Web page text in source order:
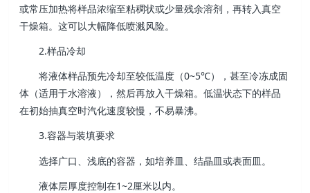
或常压加热将样品浓缩至粘稠状或少量残余溶剂，再转入真空
干燥箱。这可以大幅降低喷溅风险。
2.样品冷却
将液体样品预先冷却至较低温度（0~5℃），甚至冷冻成固
体（适用于水溶液），然后再放入干燥箱。低温状态下的样品
在初始抽真空时汽化速度较慢，不易暴沸。
3.容器与装填要求
选择广口、浅底的容器，如培养皿、结晶皿或表面皿。
液体层厚度控制在1~2厘米以内。